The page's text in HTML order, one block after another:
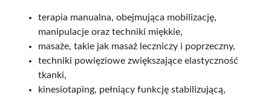
terapia manualna, obejmująca mobilizację,
manipulacje oraz techniki miękkie,
masaże, takie jak masaż leczniczy i poprzeczny,
techniki powięziowe zwiększające elastyczność
tkanki,
kinesiotaping, pełniący funkcję stabilizującą,